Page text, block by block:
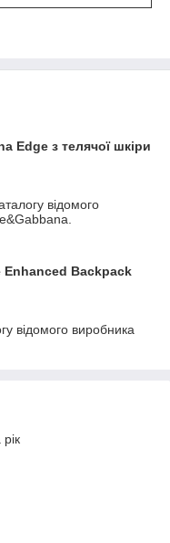
Edge з телячої шкіри
відомого
Enhanced Backpack
відомого виробника